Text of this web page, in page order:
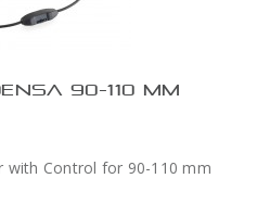
90-110 MM
with Control for 90-110 mm